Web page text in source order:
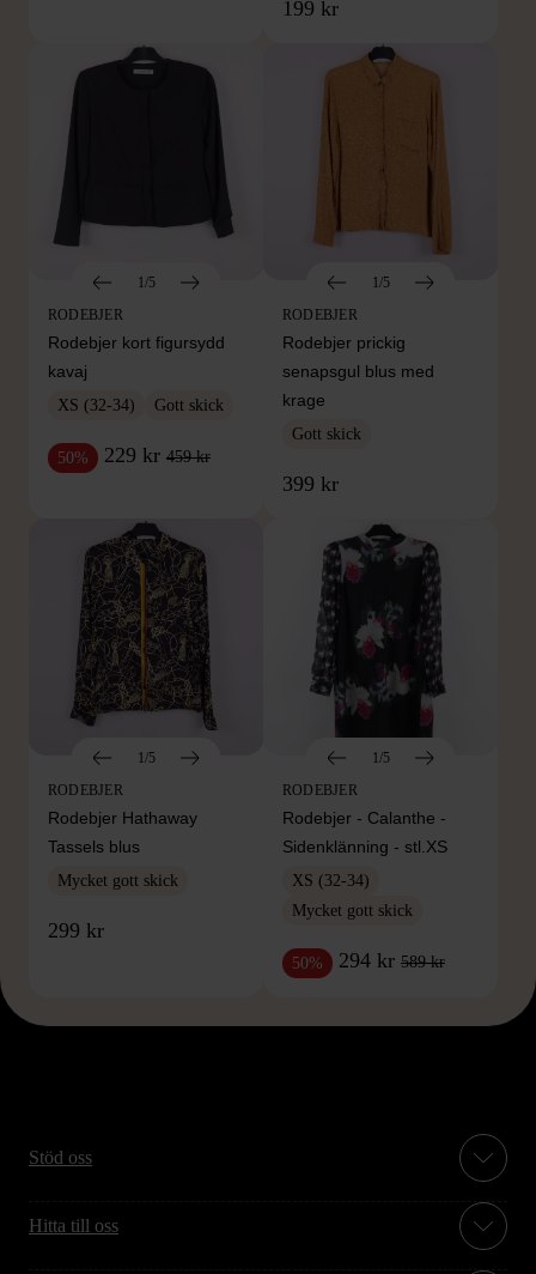
199 kr
1/5
RODEBJER
Rodebjer kort figursydd
kavaj
XS (32-34) Gott skick
50% 229 kr 459 kr
1/5
RODEBJER
Rodebjer prickig
senapsgul blus med
krage
Gott skick
399 kr
1/5
RODEBJER
Rodebjer Hathaway
Tassels blus
Mycket gott skick
299 kr
1/5
RODEBJER
Rodebjer - Calanthe -
Sidenklänning - stl.XS
XS (32-34)
Mycket gott skick
50% 294 kr 589 kr
Stöd oss
Hitta till oss